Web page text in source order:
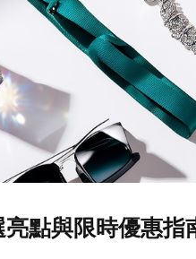
點與限時優惠指